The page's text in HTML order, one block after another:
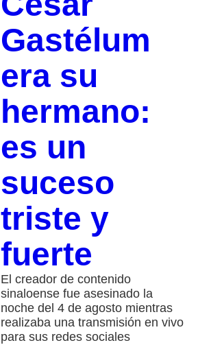
Gastélum
era su
hermano:
es un
suceso
triste y
fuerte
El creador de contenido
sinaloense fue asesinado la
noche del 4 de agosto mientras
realizaba una transmisión en vivo
para sus redes sociales